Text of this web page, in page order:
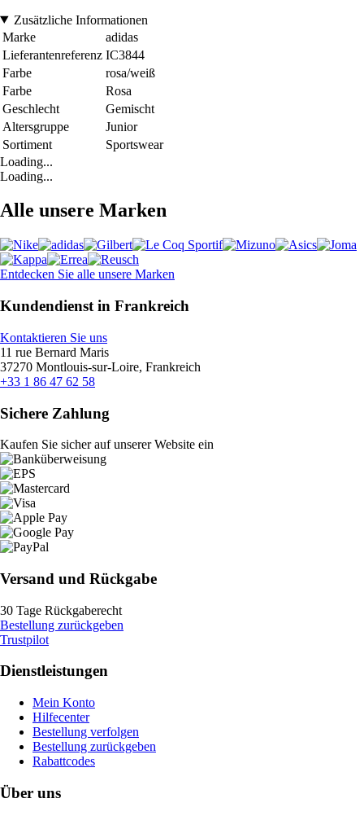
Zusätzliche Informationen
Marke
adidas
Lieferantenreferenz IC3844
Farbe
rosa/weiß
Farbe
Rosa
Geschlecht
Gemischt
Altersgruppe
Junior
Sortiment
Sportswear
Loading...
Loading...
Alle unsere Marken
Entdecken Sie alle unsere Marken
Kundendienst in Frankreich
Kontaktieren Sie uns
11 rue Bernard Maris
37270 Montlouis-sur-Loire, Frankreich
+33 1 86 47 62 58
Sichere Zahlung
Kaufen Sie sicher auf unserer Website ein
Versand und Rückgabe
30 Tage Rückgaberecht
Bestellung zurückgeben
Trustpilot
Dienstleistungen
Mein Konto
Hilfecenter
Bestellung verfolgen
Bestellung zurückgeben
Rabattcodes
Über uns